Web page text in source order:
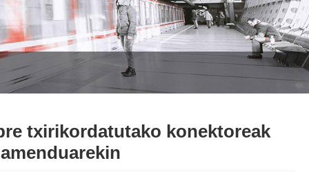
tiếng Việt
ภาษาไทย
txirikordatutako konektoreak